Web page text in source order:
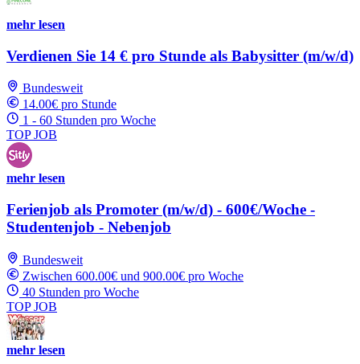
mehr lesen
Verdienen Sie 14 € pro Stunde als Babysitter (m/w/d)
Bundesweit
14.00€ pro Stunde
1 - 60 Stunden pro Woche
TOP JOB
mehr lesen
Ferienjob als Promoter (m/w/d) - 600€/Woche -
Studentenjob - Nebenjob
Bundesweit
Zwischen 600.00€ und 900.00€ pro Woche
40 Stunden pro Woche
TOP JOB
mehr lesen